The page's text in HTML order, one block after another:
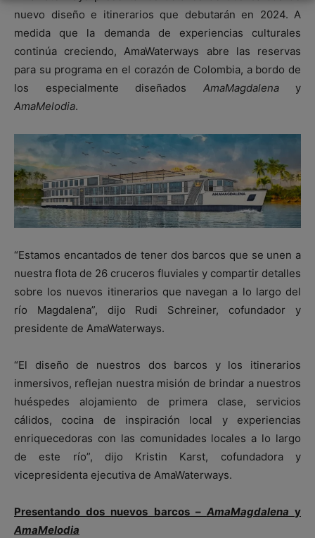
nuevo diseño e itinerarios que debutarán en 2024. A
medida que la demanda de experiencias culturales
continúa creciendo, AmaWaterways abre las reservas
para su programa en el corazón de Colombia, a bordo de
los especialmente diseñados AmaMagdalenay
AmaMelodia.
“Estamos encantados de tener dos barcos que se unen a
nuestra flota de 26 cruceros fluviales y compartir detalles
sobre los nuevos itinerarios que navegan a lo largo del
río Magdalena”, dijo Rudi Schreiner, cofundador y
presidente de AmaWaterways.
“El diseño de nuestros dos barcos y los itinerarios
inmersivos, reflejan nuestra misión de brindar a nuestros
huéspedes alojamiento de primera clase, servicios
cálidos, cocina de inspiración local y experiencias
enriquecedoras con las comunidades locales a lo largo
de este río”, dijo Kristin Karst, cofundadora y
vicepresidenta ejecutiva de AmaWaterways.
Presentando dos nuevos barcos – AmaMagdalenay
AmaMelodia